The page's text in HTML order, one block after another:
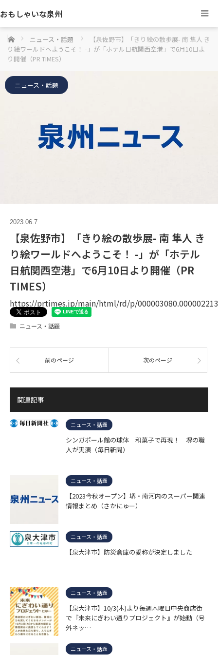
おもしゃいな泉州
ホーム ニュース・話題
【泉佐野市】「きり絵の散歩展- 南 隼人 き
り絵ワールドへようこそ！ -」が「ホテル日航関西空港」で6月10日よ
り開催（PR TIMES）
ニュース・話題
2023.06.7
【泉佐野市】「きり絵の散歩展- 南 隼人 き
り絵ワールドへようこそ！ -」が「ホテル
日航関西空港」で6月10日より開催（PR
TIMES）
https://prtimes.jp/main/html/rd/p/
ニュース・話題
前のページ 次のページ
関連記事
ニュース・話題
シンガポール館の球体 和菓子で再現！ 堺の職
人が実演（毎日新聞）
ニュース・話題
【2023今秋オープン】堺・南河内のスーパー関連
情報まとめ（さかにゅー）
ニュース・話題
【泉大津市】防災倉庫の愛称が決定しました
ニュース・話題
【泉大津市】10/3(木)より毎週木曜日中央商店街
で『未来にぎわい通りプロジェクト』が始動（号
外ネッ…
ニュース・話題